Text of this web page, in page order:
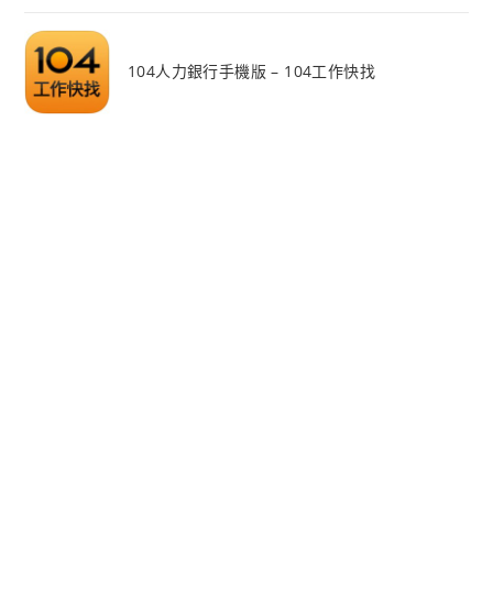
104人力銀行手機版 – 104工作快找